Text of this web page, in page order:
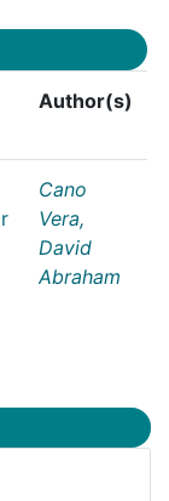
Author(s)
Cano
Vera,
David
Abraham